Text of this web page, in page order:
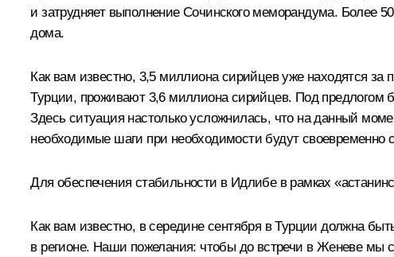
и затрудняет выполнение Сочинского меморандума. Более
дома.
Как вам известно, 3,5 миллиона сирийцев уже находятся
Турции, проживают 3,6 миллиона сирийцев. Под предлогом
Здесь ситуация настолько усложнилась, что на данный
необходимые шаги при необходимости будут
Для обеспечения стабильности в Идлибе в рамках
Как вам известно, в середине сентября в Турции должна
в регионе. Наши пожелания: чтобы до встречи в Женеве мы